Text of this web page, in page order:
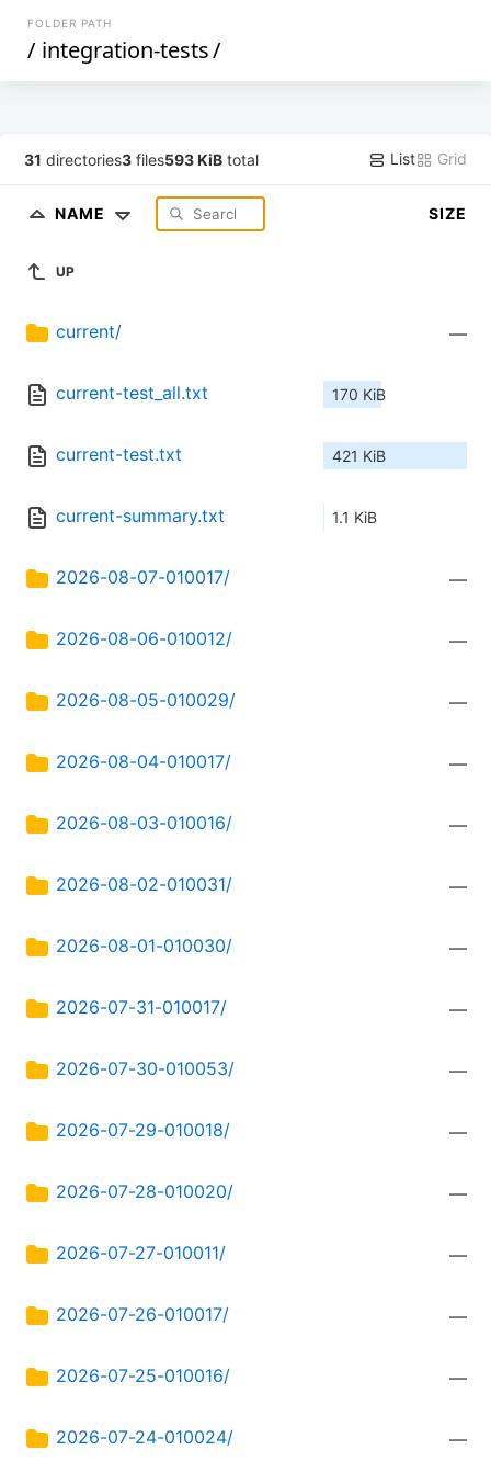
FOLDER PATH
/ integration-tests/
31 directories3 files593 KiB total List Grid
NAME SIZE
UP
current/ —
current-test_all.txt 170 KiB
current-test.txt 421 KiB
current-summary.txt 1.1 KiB
2026-08-07-010017/ —
2026-08-06-010012/ —
2026-08-05-010029/ —
2026-08-04-010017/ —
2026-08-03-010016/ —
2026-08-02-010031/ —
2026-08-01-010030/ —
2026-07-31-010017/ —
2026-07-30-010053/ —
2026-07-29-010018/ —
2026-07-28-010020/ —
2026-07-27-010011/ —
2026-07-26-010017/ —
2026-07-25-010016/ —
2026-07-24-010024/ —